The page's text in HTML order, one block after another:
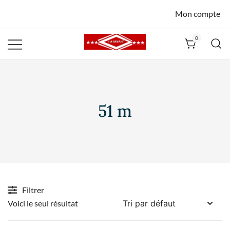
Mon compte
0
51 m
Filtrer
Voici le seul résultat